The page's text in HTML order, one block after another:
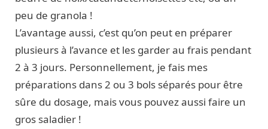
peu de granola !
L’avantage aussi, c’est qu’on peut en préparer
plusieurs à l’avance et les garder au frais pendant
2 à 3 jours. Personnellement, je fais mes
préparations dans 2 ou 3 bols séparés pour être
sûre du dosage, mais vous pouvez aussi faire un
gros saladier !